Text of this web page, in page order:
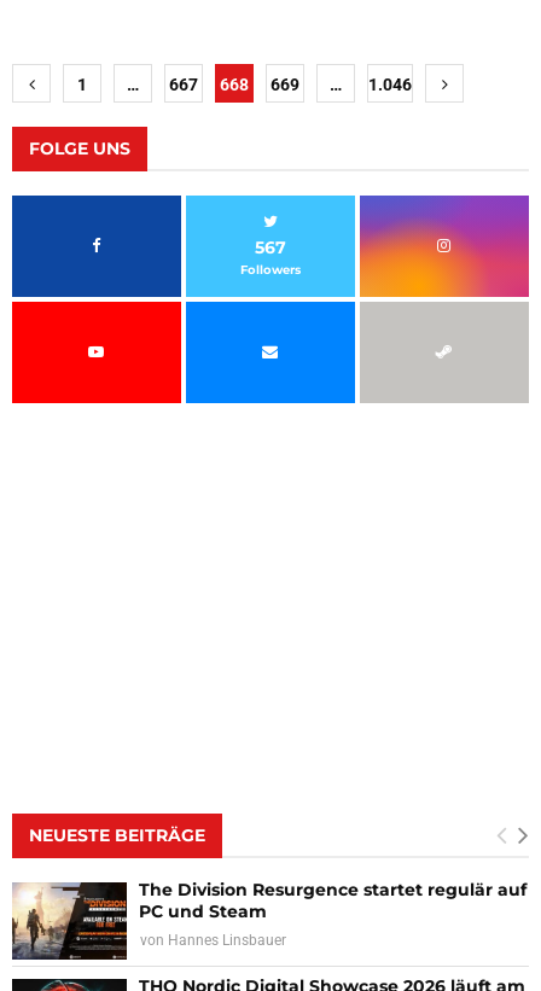
Seitennummerierung
der
Beiträge
1 … 667 668 669 … 1.046
FOLGE UNS
567
Followers
NEUESTE BEITRÄGE
The Division Resurgence startet regulär auf
PC und Steam
von Hannes Linsbauer
THQ Nordic Digital Showcase 2026 läuft am